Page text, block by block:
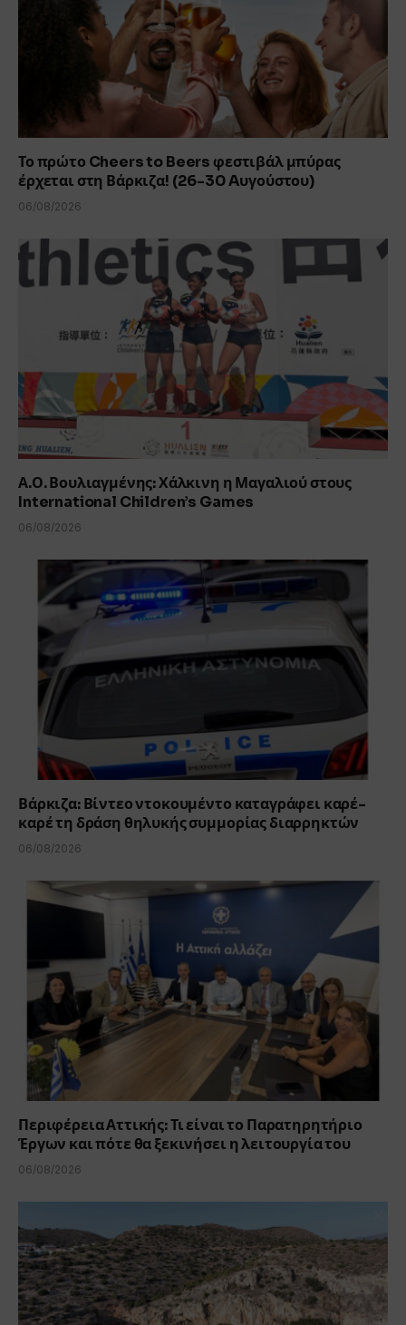
Το πρώτο Cheers to Beers φεστιβάλ μπύρας
έρχεται στη Βάρκιζα! (26-30 Aυγούστου)
06/08/2026
Α.Ο. Βουλιαγμένης: Χάλκινη η Μαγαλιού στους
International Children’s Games
06/08/2026
Βάρκιζα: Βίντεο ντοκουμέντο καταγράφει καρέ-
καρέ τη δράση θηλυκής συμμορίας διαρρηκτών
06/08/2026
Περιφέρεια Αττικής: Τι είναι το Παρατηρητήριο
Έργων και πότε θα ξεκινήσει η λειτουργία του
06/08/2026